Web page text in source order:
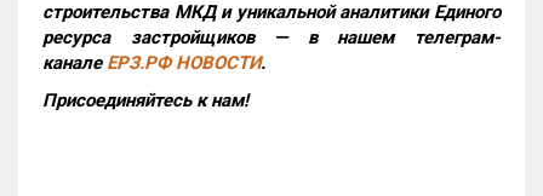
строительства МКД и уникальной аналитики Единого
ресурса застройщиков — в нашем телеграм-
канале ЕРЗ.РФ НОВОСТИ.
Присоединяйтесь к нам!